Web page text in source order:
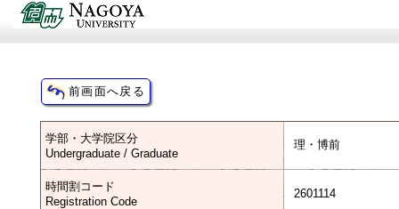
学部・大学院区分
Undergraduate / Graduate
理・博前
時間割コード
Registration Code
2601114